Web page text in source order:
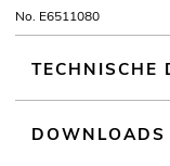
No. E6511080
TECHNISCHE
DOWNLOADS